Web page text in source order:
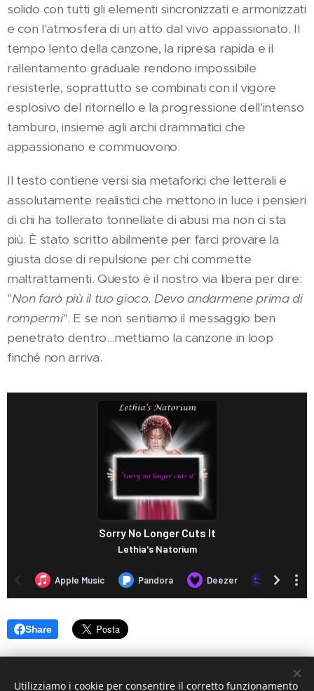
solido con tutti gli elementi sincronizzati e armonizzati
e con l'atmosfera di un atto dal vivo appassionato. Il
tempo lento della canzone, la ripresa rapida e il
rallentamento graduale rendono impossibile
resisterle, soprattutto se combinati con il vigore
esplosivo del ritornello e la progressione dell'intenso
tamburo, insieme agli archi drammatici che
appassionano e commuovono.
Il testo contiene versi sia metaforici che letterali e
assolutamente realistici che mettono in luce i pensieri
di chi ha tollerato tonnellate di abusi ma non ci sta
più. È stato scritto abilmente per farci provare la
giusta dose di repulsione per chi commette
maltrattamenti. Questo è il nostro via libera per dire:
"Non farò più il tuo gioco. Devo andarmene prima di
rompermi". E se non sentiamo il messaggio ben
penetrato dentro...mettiamo la canzone in loop
finché non arriva.
Share
Utilizziamo i cookie per consentire il corretto funzionamento